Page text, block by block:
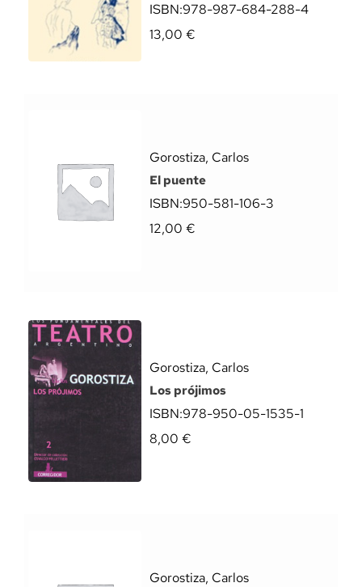
ISBN:978-987-684-288-4
13,00 €
Gorostiza, Carlos
El puente
ISBN:950-581-106-3
12,00 €
Gorostiza, Carlos
Los prójimos
ISBN:978-950-05-1535-1
8,00 €
Gorostiza, Carlos